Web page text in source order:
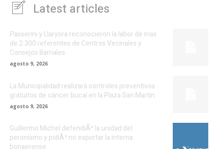
Latest articles
Passerini y Llaryora reconocieron la labor de más
de 2.300 referentes de Centros Vecinales y
Consejos Barriales
agosto 9, 2026
La Municipalidad realizará controles preventivos
gratuitos de cáncer bucal en la Plaza San Martín
agosto 9, 2026
Guillermo Michel defendiÃ³ la unidad del
peronismo y pidiÃ³ no exportar la interna